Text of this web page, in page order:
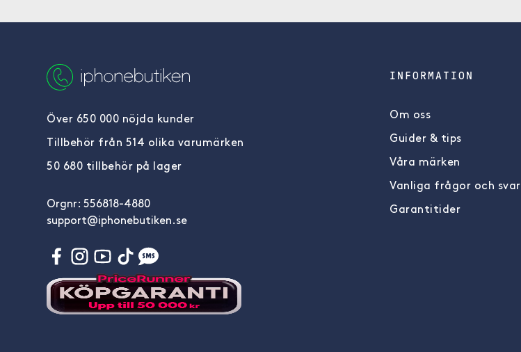
Över 650 000 nöjda kunder
Tillbehör från 514 olika varumärken
50 680 tillbehör på lager
Orgnr: 556818-4880
support@iphonebutiken.se
INFORMATION
Om oss
Guider & tips
Våra märken
Vanliga frågor och svar
Garantitider